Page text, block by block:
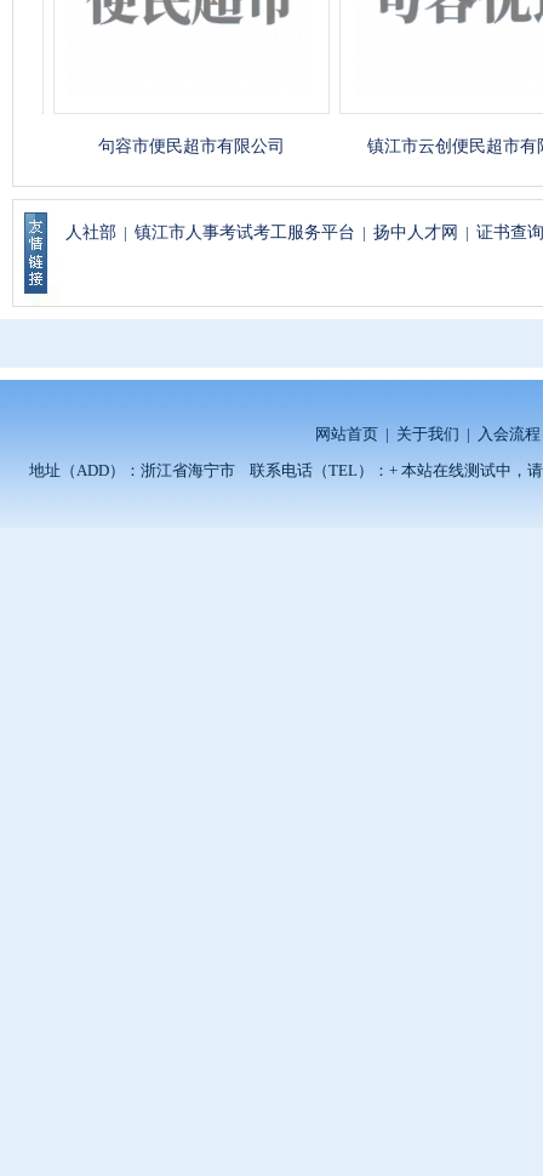
句容市便民超市有限公司 镇江市云创便民超市有限公
人社部 | 镇江市人事考试考工服务平台 | 扬中人才网 | 证书查询
网站首页 | 关于我们 | 入会流程
地址（ADD）：浙江省海宁市 联系电话（TEL）：+ 本站在线测试中，